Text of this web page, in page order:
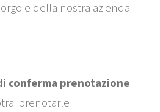
e della nostra azienda
conferma prenotazione
prenotarle